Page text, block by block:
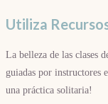
Utiliza
La belleza de las clases
guiadas por instructores
una práctica solitaria!